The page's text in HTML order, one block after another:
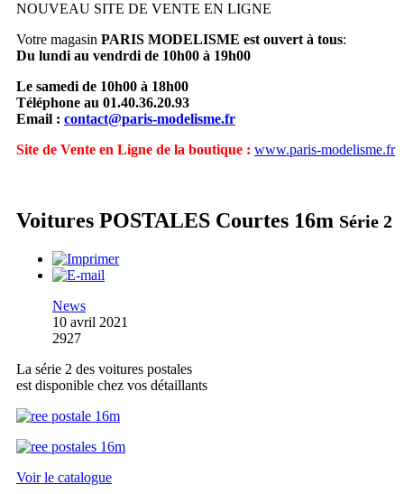
NOUVEAU SITE DE VENTE EN LIGNE
Votre magasin PARIS MODELISME est ouvert à tous:
Du lundi au vendrdi de 10h00 à 19h00
Le samedi de 10h00 à 18h00
Téléphone au 01.40.36.20.93
Email : contact@paris-modelisme.fr
Site de Vente en Ligne de la boutique : www.paris-modelisme.fr
Voitures POSTALES Courtes 16m Série 2
News
10 avril 2021
2927
La série 2 des voitures postales
est disponible chez vos détaillants
Voir le catalogue